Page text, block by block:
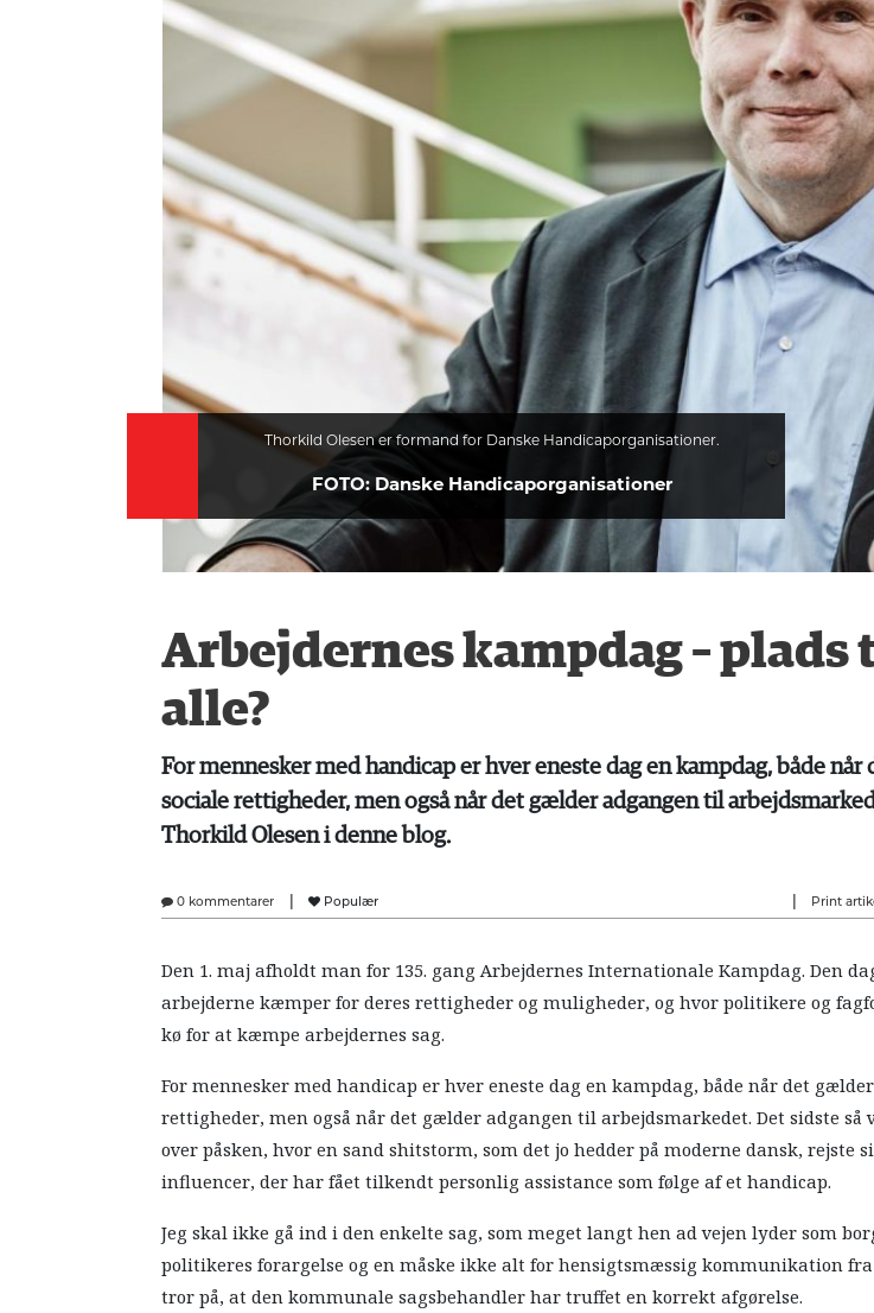
HISTORIE
Thorkild Olesen er formand for Danske Handicaporganisationer.
FOTO: Danske Handicaporganisationer
Arbejdernes kampdag – plads
alle?
For mennesker med handicap er hver eneste dag en kampdag, både
sociale rettigheder, men også når det gælder adgangen til
Thorkild Olesen i denne blog.
0 kommentarer Populær Print
Den 1. maj afholdt man for 135. gang Arbejdernes Internationale Kampdag. Den
arbejderne kæmper for deres rettigheder og muligheder, og hvor politikere og
kø for at kæmpe arbejdernes sag.
For mennesker med handicap er hver eneste dag en kampdag, både når det
rettigheder, men også når det gælder adgangen til arbejdsmarkedet. Det sidste så
over påsken, hvor en sand shitstorm, som det jo hedder på moderne dansk, rejste
influencer, der har fået tilkendt personlig assistance som følge af et handicap.
Jeg skal ikke gå ind i den enkelte sag, som meget langt hen ad vejen lyder som
politikeres forargelse og en måske ikke alt for hensigtsmæssig kommunikation fra
tror på, at den kommunale sagsbehandler har truffet en korrekt afgørelse.